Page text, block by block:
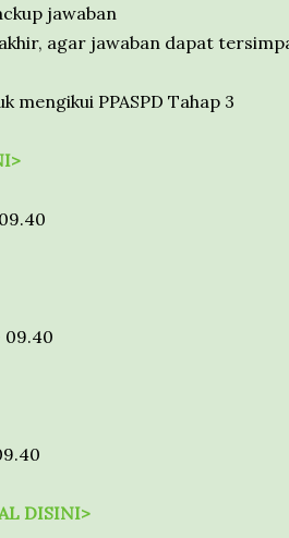
jawaban
agar jawaban dapat
PPASPD Tahap 3
09.40
DISINI>